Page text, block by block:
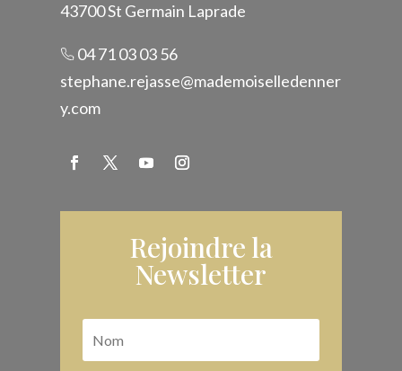
43700 St Germain Laprade
04 71 03 03 56
stephane.rejasse@mademoiselledenner
y.com
Rejoindre la
Newsletter